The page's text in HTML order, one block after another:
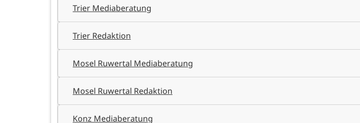
Trier Mediaberatung
Trier Redaktion
Mosel Ruwertal Mediaberatung
Mosel Ruwertal Redaktion
Konz Mediaberatung